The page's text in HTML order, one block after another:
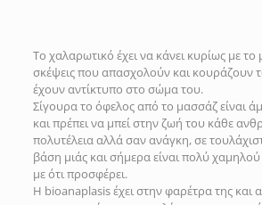
Το χαλαρωτικό έχει να κάνει κυρίως με το
σκέψεις που απασχολούν και κουράζουν
έχουν αντίκτυπο στο σώμα του.
Σίγουρα το όφελος από το μασσάζ είναι
και πρέπει να μπεί στην ζωή του κάθε
πολυτέλεια αλλά σαν ανάγκη, σε
βάση μιάς και σήμερα είναι πολύ
με ότι προσφέρει.
Η bioanaplasis έχει στην φαρέτρα της και